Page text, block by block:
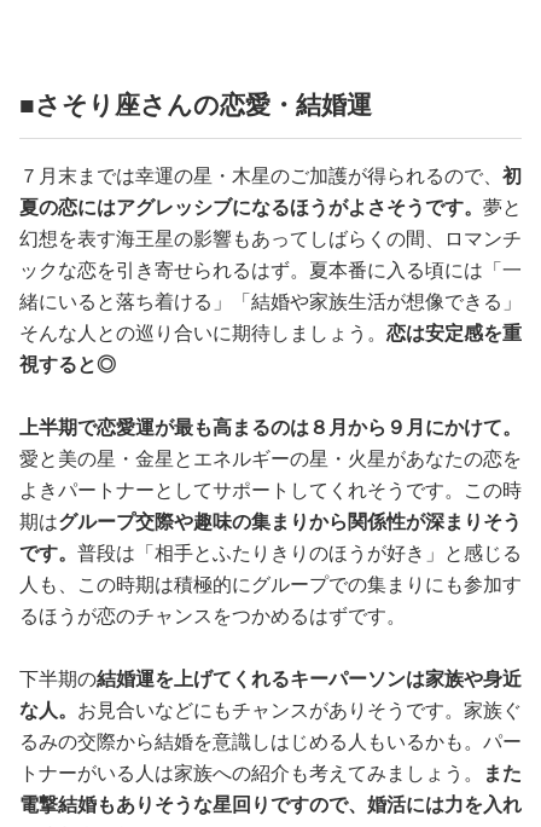
■さそり座さんの恋愛・結婚運
７月末までは幸運の星・木星のご加護が得られるので、 初
夏の恋にはアグレッシブになるほうがよさそうです。 夢と
幻想を表す海王星の影響もあってしばらくの間、ロマンチ
ックな恋を引き寄せられるはず。夏本番に入る頃には「一
緒にいると落ち着ける」「結婚や家族生活が想像できる」
そんな人との巡り合いに期待しましょう。 恋は安定感を重
視すると◎
上半期で恋愛運が最も高まるのは８月から９月にかけて。
愛と美の星・金星とエネルギーの星・火星があなたの恋を
よきパートナーとしてサポートしてくれそうです。この時
期はグループ交際や趣味の集まりから関係性が深まりそう
です。 普段は「相手とふたりきりのほうが好き」と感じる
人も、この時期は積極的にグループでの集まりにも参加す
るほうが恋のチャンスをつかめるはずです。
下半期の結婚運を上げてくれるキーパーソンは家族や身近
な人。 お見合いなどにもチャンスがありそうです。家族ぐ
るみの交際から結婚を意識しはじめる人もいるかも。パー
トナーがいる人は家族への紹介も考えてみましょう。
また
電撃結婚もありそうな星回りですので、婚活には力を入れ